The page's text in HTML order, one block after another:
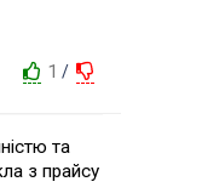
1 /
та
з прайсу